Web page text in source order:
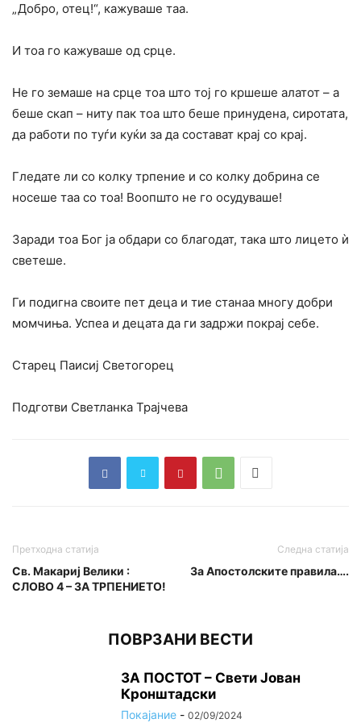
„Добро, отец!“, кажуваше таа.
И тоа го кажуваше од срце.
Не го земаше на срце тоа што тој го кршеше алатот – а
беше скап – ниту пак тоа што беше принудена, сиротата,
да работи по туѓи куќи за да состават крај со крај.
Гледате ли со колку трпение и со колку добрина се
носеше таа со тоа! Воопшто не го осудуваше!
Заради тоа Бог ја обдари со благодат, така што лицето ѝ
светеше.
Ги подигна своите пет деца и тие станаа многу добри
момчиња. Успеа и децата да ги задржи покрај себе.
Старец Паисиј Светогорец
Подготви Светланка Трајчева
Претходна статија
Св. Макариј Велики :
СЛОВО 4 – ЗА ТРПЕНИЕТО!
Следна статија
За Апостолските правила….
ПОВРЗАНИ ВЕСТИ
ЗА ПОСТОТ – Свети Јован
Кронштадски
Покајание - 02/09/2024